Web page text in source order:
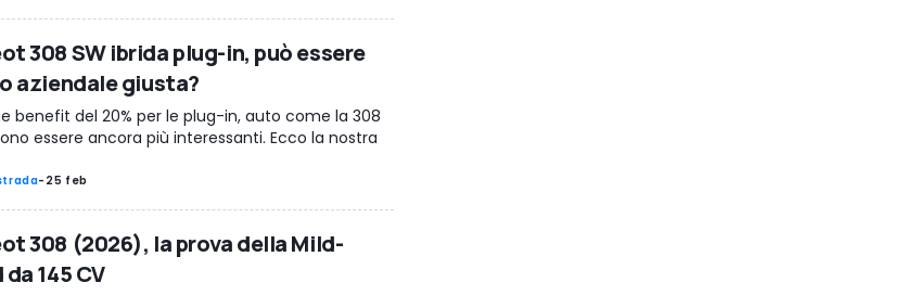
308 SW ibrida plug-in, può essere
aziendale giusta?
benefit del 20% per le plug-in, auto come la 308
essere ancora più interessanti. Ecco la nostra
- 25 feb
308 (2026), la prova della Mild-
145 CV